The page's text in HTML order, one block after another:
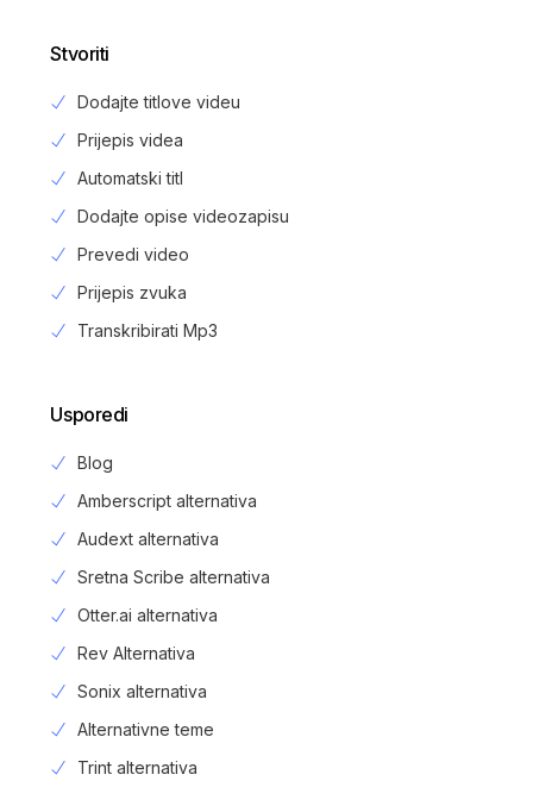
Stvoriti
Dodajte titlove videu
Prijepis videa
Automatski titl
Dodajte opise videozapisu
Prevedi video
Prijepis zvuka
Transkribirati Mp3
Usporedi
Blog
Amberscript alternativa
Audext alternativa
Sretna Scribe alternativa
Otter.ai alternativa
Rev Alternativa
Sonix alternativa
Alternativne teme
Trint alternativa